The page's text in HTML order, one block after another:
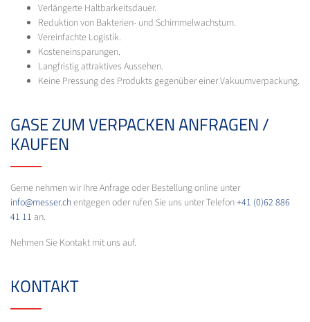
Verlängerte Haltbarkeitsdauer.
Reduktion von Bakterien- und Schimmelwachstum.
Vereinfachte Logistik.
Kosteneinsparungen.
Langfristig attraktives Aussehen.
Keine Pressung des Produkts gegenüber einer Vakuumverpackung.
GASE ZUM VERPACKEN ANFRAGEN /
KAUFEN
Gerne nehmen wir Ihre Anfrage oder Bestellung online unter
info@messer.chentgegen oder rufen Sie uns unter Telefon+41 (0)62 886
41 11 an.
Nehmen Sie Kontakt mit uns auf.
KONTAKT